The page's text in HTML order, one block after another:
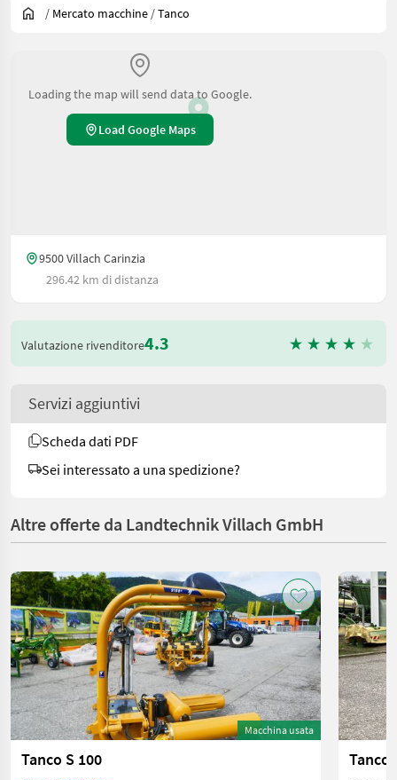
/ Mercato macchine /Tanco
Loading the map will send data to Google.
Load Google Maps
9500 Villach Carinzia
296.42 km di distanza
Valutazione rivenditore4.3
Servizi aggiuntivi
Scheda dati PDF
Sei interessato a una spedizione?
Altre offerte da Landtechnik Villach GmbH
Macchina usata
Tanco S 100
Tanco